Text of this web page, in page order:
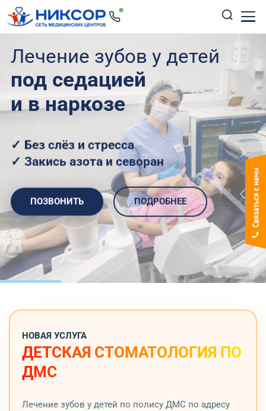
Лечение зубов у детей
под седацией
✓ Без слёз и стресса
✓ Закись азота и севоран
ПОЗВОНИТЬ ПОДРОБНЕЕ
НОВАЯ УСЛУГА
ДЕТСКАЯ СТОМАТОЛОГИЯ ПО
ДМС
Лечение зубов у детей по полису ДМС по адресу